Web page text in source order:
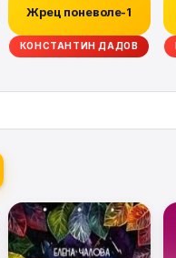
Жрец поневоле-1
КОНСТАНТИН ДАДОВ